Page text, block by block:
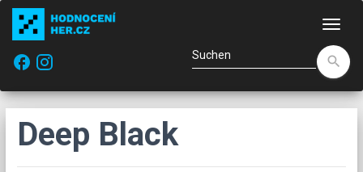
facebook
search
Deep Black